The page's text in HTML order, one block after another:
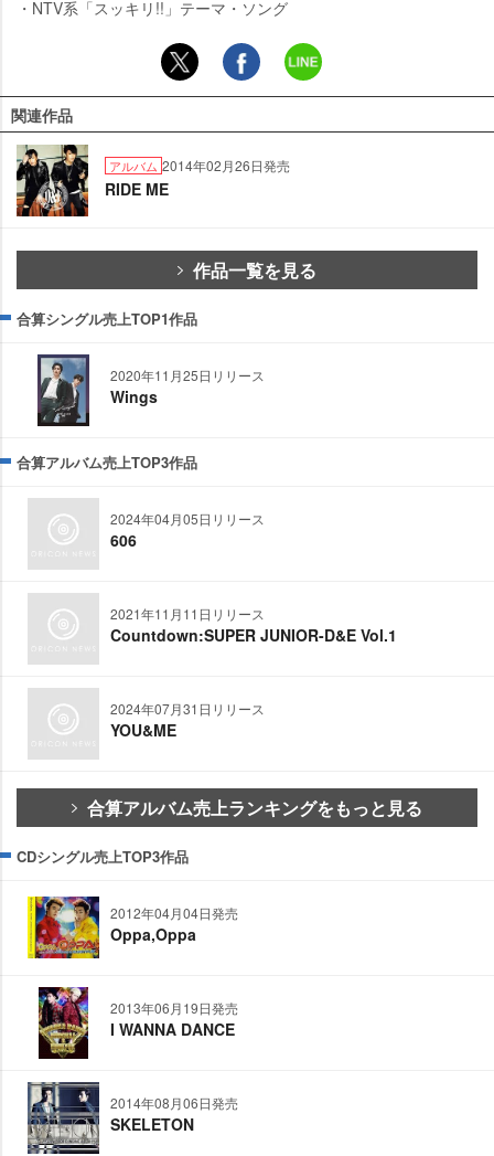
・NTV系「スッキリ!!」テーマ・ソング
関連作品
アルバム 2014年02月26日発売
RIDE ME
作品一覧を見る
合算シングル売上TOP1作品
2020年11月25日リリース
Wings
合算アルバム売上TOP3作品
2024年04月05日リリース
606
2021年11月11日リリース
Countdown:SUPER JUNIOR-D&E Vol.1
2024年07月31日リリース
YOU&ME
合算アルバム売上ランキングをもっと見る
CDシングル売上TOP3作品
2012年04月04日発売
Oppa,Oppa
2013年06月19日発売
I WANNA DANCE
2014年08月06日発売
SKELETON